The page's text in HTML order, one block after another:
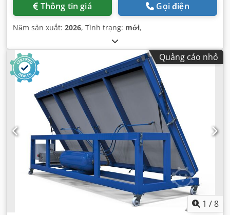
Thông tin giá Gọi điện
Năm sản xuất: 2026, Tình trạng: mới,
Quảng cáo nhỏ
1 /8